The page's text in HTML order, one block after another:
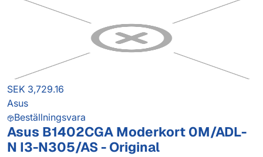
SEK 3,729.16
Asus
Beställningsvara
Asus B1402CGA Moderkort 0M/ADL-
N I3-N305/AS - Original